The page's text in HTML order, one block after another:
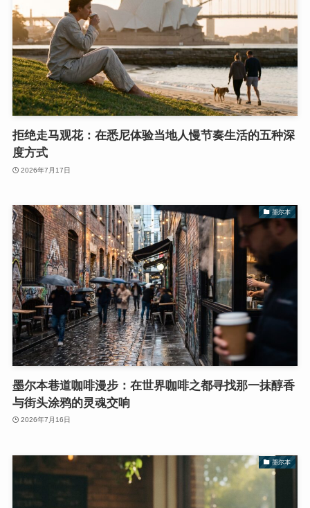
拒绝走马观花：在悉尼体验当地人慢节奏生活的五种深
度方式
2026年7月17日
墨尔本
墨尔本巷道咖啡漫步：在世界咖啡之都寻找那一抹醇香
与街头涂鸦的灵魂交响
2026年7月16日
墨尔本